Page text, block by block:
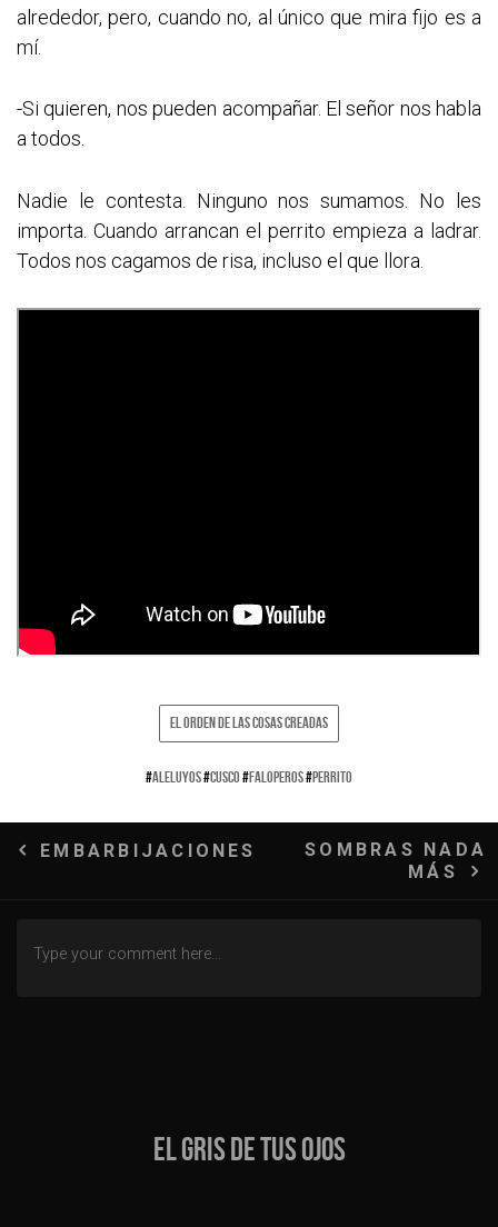
alrededor, pero, cuando no, al único que mira fijo es a
mí.
-Si quieren, nos pueden acompañar. El señor nos habla
a todos.
Nadie le contesta. Ninguno nos sumamos. No les
importa. Cuando arrancan el perrito empieza a ladrar.
Todos nos cagamos de risa, incluso el que llora.
EL ORDEN DE LAS COSAS CREADAS
#ALELUYOS#CUSCO#FALOPEROS#PERRITO
Navegación
entradas
EMBARBIJACIONES
SOMBRAS NADA
MÁS
EL GRIS DE TUS OJOS